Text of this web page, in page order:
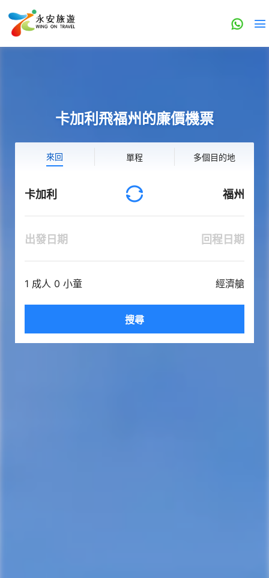
卡加利飛福州的廉價機票
來回 單程 多個目的地
卡加利 福州
出發日期 回程日期
1 成人 0 小童 經濟艙
搜尋